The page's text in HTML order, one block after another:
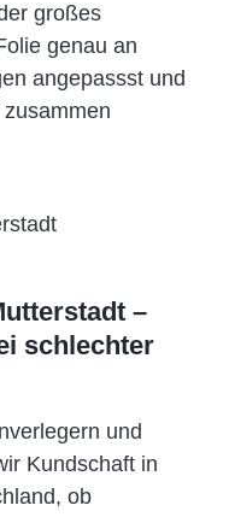
großes
genau an
angepassst und
–
schlechter
und
Kundschaft in
ob